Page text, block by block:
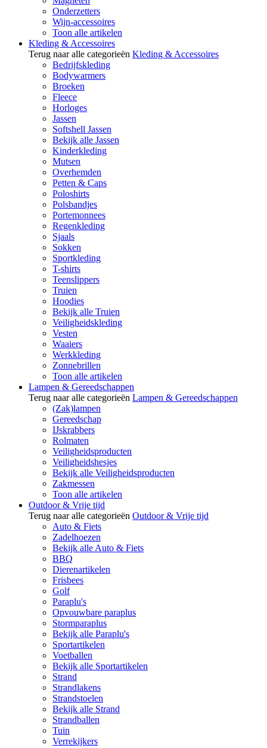
Onderzetters
Wijn-accessoires
Toon alle artikelen
Kleding & Accessoires
Terug naar alle categorieën Kleding & Accessoires
Bedrijfskleding
Bodywarmers
Broeken
Fleece
Horloges
Jassen
Softshell Jassen
Bekijk alle Jassen
Kinderkleding
Mutsen
Overhemden
Petten & Caps
Poloshirts
Polsbandjes
Portemonnees
Regenkleding
Sjaals
Sokken
Sportkleding
T-shirts
Teenslippers
Truien
Hoodies
Bekijk alle Truien
Veiligheidskleding
Vesten
Waaiers
Werkkleding
Zonnebrillen
Toon alle artikelen
Lampen & Gereedschappen
Terug naar alle categorieën Lampen & Gereedschappen
(Zak)lampen
Gereedschap
IJskrabbers
Rolmaten
Veiligheidsproducten
Veiligheidshesjes
Bekijk alle Veiligheidsproducten
Zakmessen
Toon alle artikelen
Outdoor & Vrije tijd
Terug naar alle categorieën Outdoor & Vrije tijd
Auto & Fiets
Zadelhoezen
Bekijk alle Auto & Fiets
BBQ
Dierenartikelen
Frisbees
Golf
Paraplu's
Opvouwbare paraplus
Stormparaplus
Bekijk alle Paraplu's
Sportartikelen
Voetballen
Bekijk alle Sportartikelen
Strand
Strandlakens
Strandstoelen
Bekijk alle Strand
Strandballen
Tuin
Verrekijkers